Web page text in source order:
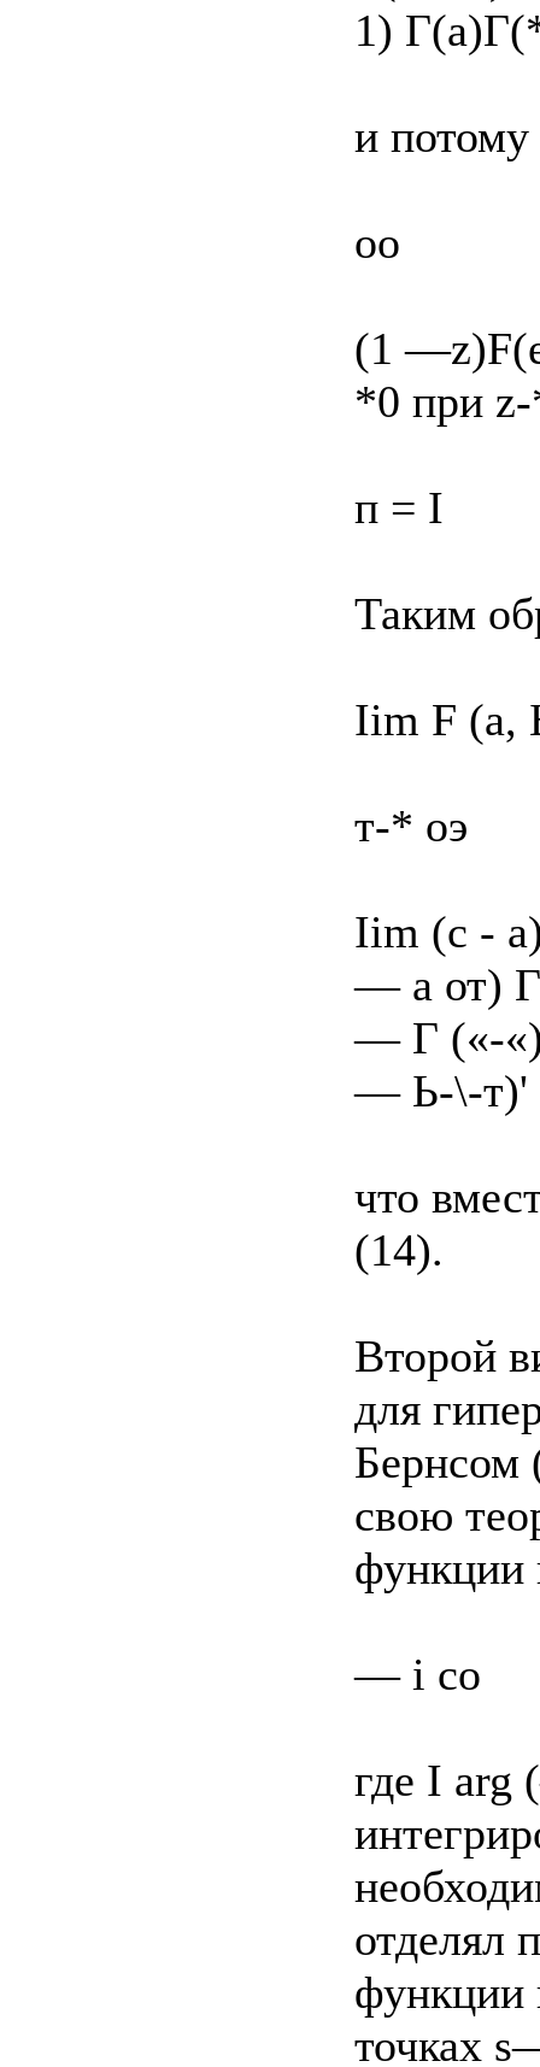
1)
и потому
oo
(1
*0 при
п = I
Таким
Iim F (а,
т-* оэ
Iim (с -
— а от)
— Г («-
— Ь-\-т)'
что
(14).
Второй
для
Бернсом
свою
функции
— і со
где I arg
отделял
функции
точках